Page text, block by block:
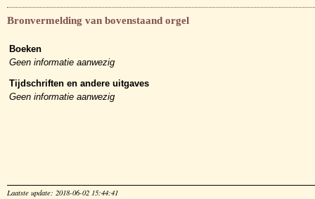
Bronvermelding van bovenstaand orgel
Boeken
Geen informatie aanwezig
Tijdschriften en andere uitgaves
Geen informatie aanwezig
Laatste update: 2018-06-02 15:44:41